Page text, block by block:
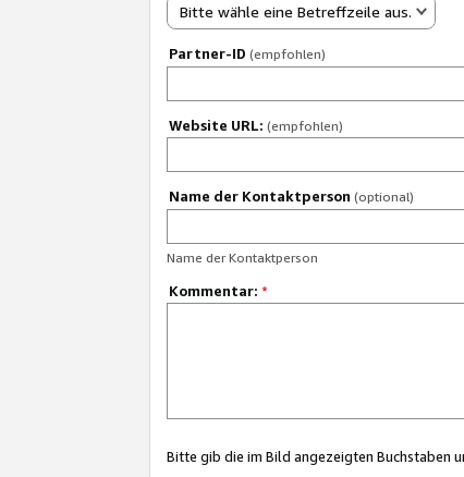
Bitte wähle eine Betreffzeile aus.
Partner-ID (empfohlen)
Website URL: (empfohlen)
Name der Kontaktperson (optional)
Name der Kontaktperson
Kommentar: *
Bitte gib die im Bild angezeigten Buchstaben